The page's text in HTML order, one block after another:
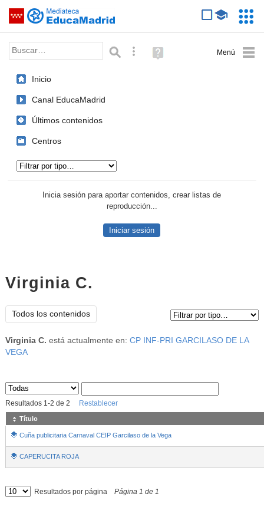
Saltar navegación
Palabra o frase: Búsqueda avanzada
Ayuda
(en
Inicio
Canal EducaMadrid
Últimos contenidos
Centros
Inicia sesión para aportar contenidos, crear listas de
reproducción...
Iniciar sesión
Virginia C.
Todos los contenidos
Virginia C. está actualmente en: CP INF-PRI GARCILASO DE LA
VEGA
Sus archivos
Resultados 1-2 de 2 Restablecer
Título
Cuña publicitaria Carnaval CEIP Garcilaso de la Vega
CAPERUCITA ROJA
Resultados por página Página 1 de 1